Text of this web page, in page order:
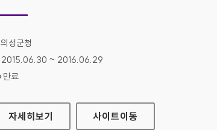
기관명 :
의성군청
인증기간 :
2015.06.30 ~ 2016.06.29
상태 :
만료
의성군청 홈페이지
자세히보기 사이트이동